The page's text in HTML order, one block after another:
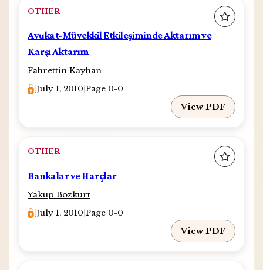
OTHER
Avukat-Müvekkil Etkileşiminde Aktarım ve
Karşı Aktarım
Fahrettin Kayhan
|July 1, 2010 |Page 0-0
View PDF
OTHER
Bankalar ve Harçlar
Yakup Bozkurt
|July 1, 2010 |Page 0-0
View PDF